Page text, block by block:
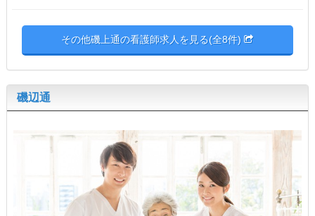
その他磯上通の看護師求人を見る(全8件)
磯辺通